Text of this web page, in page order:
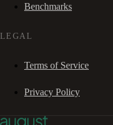
Benchmarks
LEGAL
Terms of Service
Privacy Policy